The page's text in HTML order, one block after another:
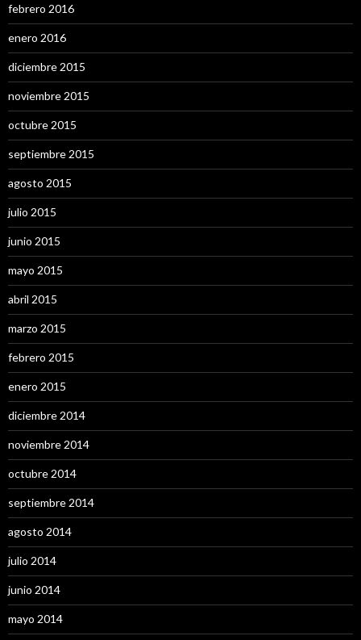
febrero 2016
enero 2016
diciembre 2015
noviembre 2015
octubre 2015
septiembre 2015
agosto 2015
julio 2015
junio 2015
mayo 2015
abril 2015
marzo 2015
febrero 2015
enero 2015
diciembre 2014
noviembre 2014
octubre 2014
septiembre 2014
agosto 2014
julio 2014
junio 2014
mayo 2014